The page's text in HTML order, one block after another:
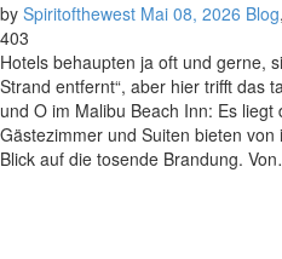
by Spiritofthewest Mai 08, 2026 Blog,
403
Hotels behaupten ja oft und gerne,
Strand entfernt“, aber hier trifft das
und O im Malibu Beach Inn: Es
Gästezimmer und Suiten bieten
Blick auf die tosende Brandung.